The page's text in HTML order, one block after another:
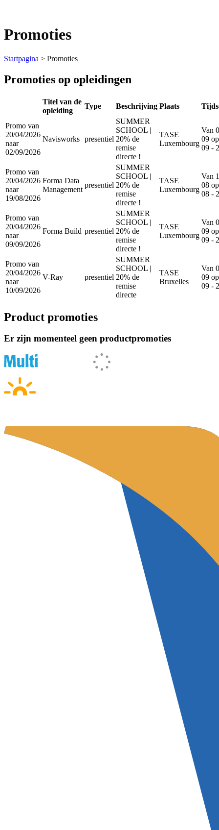
Promoties
Startpagina > Promoties
Promoties op opleidingen
Titel van de
opleiding
Type Beschrijving Plaats
Promo van
20/04/2026
naar
02/09/2026
Navisworks presentiel
SUMMER
SCHOOL |
20% de
remise
directe !
TASE
Luxembourg
Van
09
09 -
Promo van
20/04/2026
naar
19/08/2026
Forma Data
Management
presentiel
SUMMER
SCHOOL |
20% de
remise
directe !
TASE
Luxembourg
Van
08
08 -
Promo van
20/04/2026
naar
09/09/2026
Forma Build presentiel
SUMMER
SCHOOL |
20% de
remise
directe !
TASE
Luxembourg
Van
09
09 -
Promo van
20/04/2026
naar
10/09/2026
V-Ray presentiel
SUMMER
SCHOOL |
20% de
remise
directe
TASE
Bruxelles
Van
09
09 -
Product promoties
Er zijn momenteel geen productpromoties